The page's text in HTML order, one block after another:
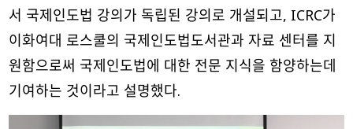
서 국제인도법 강의가 독립된 강의로 개설되고, ICRC가
이화여대 로스쿨의 국제인도법도서관과 자료 센터를 지
원함으로써 국제인도법에 대한 전문 지식을 함양하는데
기여하는 것이라고 설명했다.